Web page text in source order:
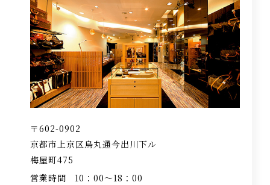
〒602-0902
京都市上京区烏丸通今出川下ル
梅屋町475
営業時間
10：00〜18：00